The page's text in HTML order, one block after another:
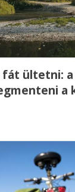
ültetni:
a